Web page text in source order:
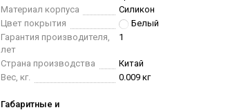
Материал корпуса
Силикон
Цвет покрытия
Белый
Гарантия производителя,
лет
1
Страна производства
Китай
Вес, кг.
0.009 кг
Габаритные и